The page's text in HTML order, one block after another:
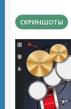
СКРИНШОТЫ